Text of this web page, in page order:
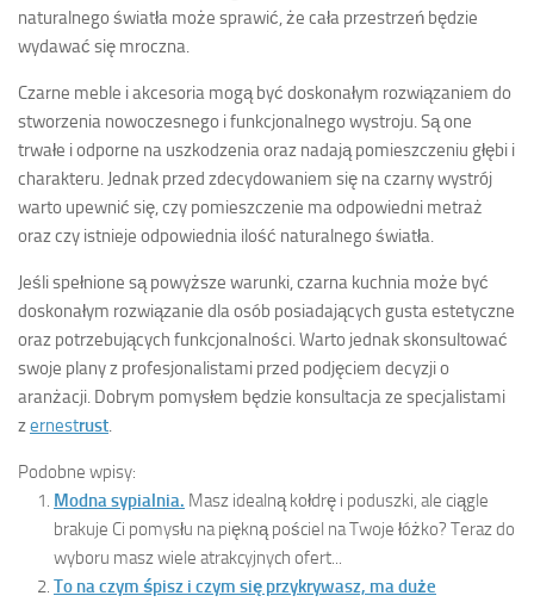
naturalnego światła może sprawić, że cała przestrzeń będzie
wydawać się mroczna.
Czarne meble i akcesoria mogą być doskonałym rozwiązaniem do
stworzenia nowoczesnego i funkcjonalnego wystroju. Są one
trwałe i odporne na uszkodzenia oraz nadają pomieszczeniu głębi i
charakteru. Jednak przed zdecydowaniem się na czarny wystrój
warto upewnić się, czy pomieszczenie ma odpowiedni metraż
oraz czy istnieje odpowiednia ilość naturalnego światła.
Jeśli spełnione są powyższe warunki, czarna kuchnia może być
doskonałym rozwiązanie dla osób posiadających gusta estetyczne
oraz potrzebujących funkcjonalności. Warto jednak skonsultować
swoje plany z profesjonalistami przed podjęciem decyzji o
aranżacji. Dobrym pomysłem będzie konsultacja ze specjalistami
zernestrust.
Podobne wpisy:
Modna sypialnia. Masz idealną kołdrę i poduszki, ale ciągle
brakuje Ci pomysłu na piękną pościel na Twoje łóżko? Teraz do
wyboru masz wiele atrakcyjnych ofert...
To na czym śpisz i czym się przykrywasz, ma duże